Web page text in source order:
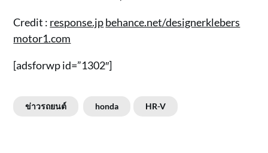
Credit : response.jpbehance.net/designerklebers
motor1.com
[adsforwp id=”1302″]
ข่าวรถยนต์ honda HR-V